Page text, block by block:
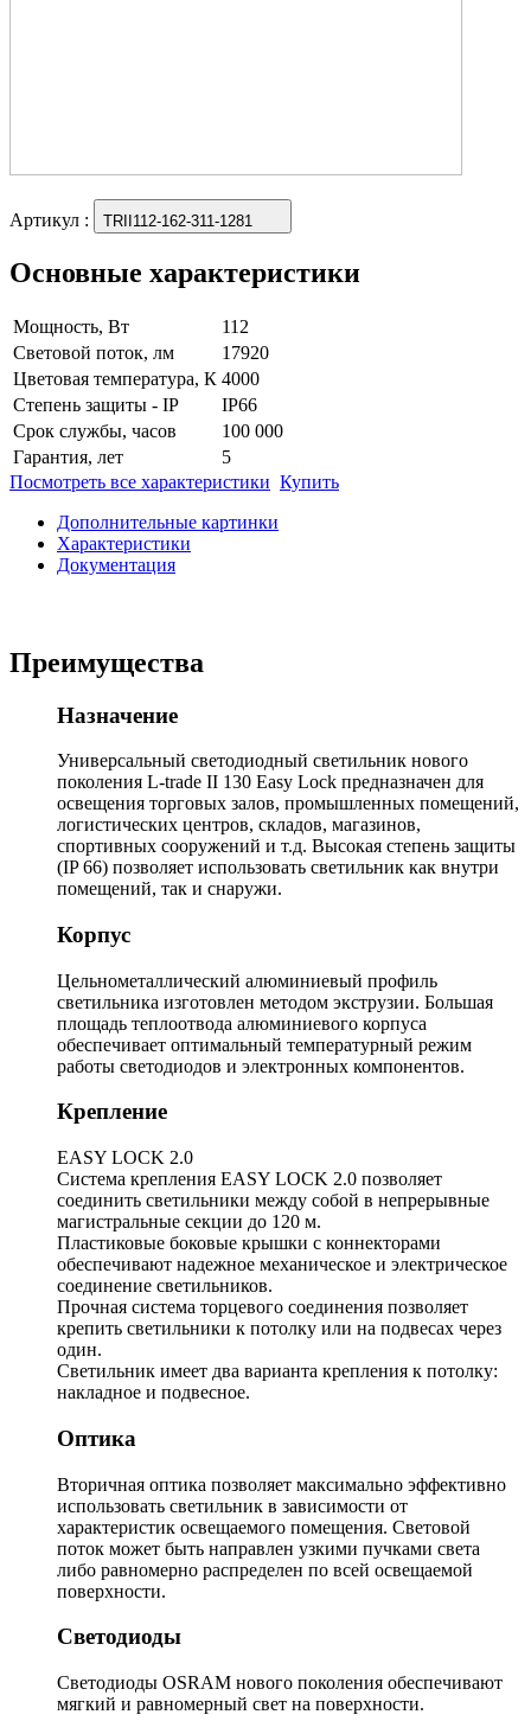
Артикул : TRII112-162-311-1281
Основные характеристики
Мощность, Вт
112
Световой поток, лм
17920
Цветовая температура, К 4000
Степень защиты - IP
IP66
Срок службы, часов
100 000
Гарантия, лет
5
Посмотреть все характеристики Купить
Дополнительные картинки
Характеристики
Документация
Преимущества
Назначение
Универсальный светодиодный светильник нового
поколения L-trade II 130 Easy Lock предназначен для
освещения торговых залов, промышленных помещений,
логистических центров, складов, магазинов,
спортивных сооружений и т.д. Высокая степень защиты
(IP 66) позволяет использовать светильник как внутри
помещений, так и снаружи.
Корпус
Цельнометаллический алюминиевый профиль
светильника изготовлен методом экструзии. Большая
площадь теплоотвода алюминиевого корпуса
обеспечивает оптимальный температурный режим
работы светодиодов и электронных компонентов.
Крепление
EASY LOCK 2.0
Система крепления EASY LOCK 2.0 позволяет
соединить светильники между собой в непрерывные
магистральные секции до 120 м.
Пластиковые боковые крышки с коннекторами
обеспечивают надежное механическое и электрическое
соединение светильников.
Прочная система торцевого соединения позволяет
крепить светильники к потолку или на подвесах через
один.
Светильник имеет два варианта крепления к потолку:
накладное и подвесное.
Оптика
Вторичная оптика позволяет максимально эффективно
использовать светильник в зависимости от
характеристик освещаемого помещения. Световой
поток может быть направлен узкими пучками света
либо равномерно распределен по всей освещаемой
поверхности.
Светодиоды
Светодиоды OSRAM нового поколения обеспечивают
мягкий и равномерный свет на поверхности.